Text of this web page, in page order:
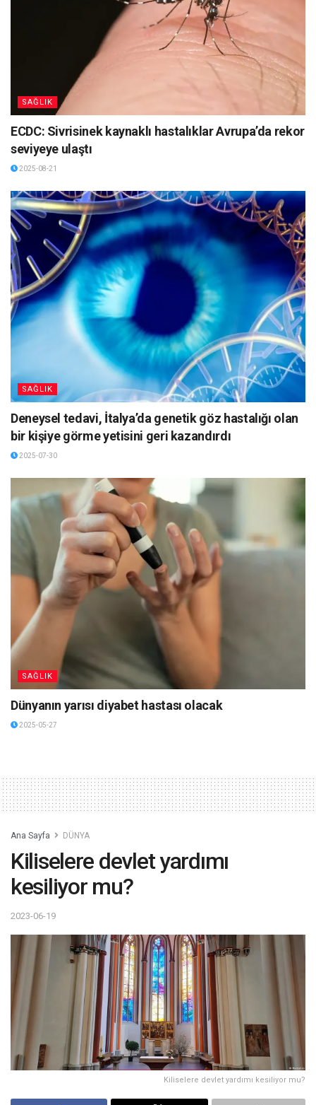
SAĞLIK
ECDC: Sivrisinek kaynaklı hastalıklar Avrupa’da rekor
seviyeye ulaştı
2025-08-21
SAĞLIK
Deneysel tedavi, İtalya’da genetik göz hastalığı olan
bir kişiye görme yetisini geri kazandırdı
2025-07-30
SAĞLIK
Dünyanın yarısı diyabet hastası olacak
2025-05-27
Ana Sayfa DÜNYA
Kiliselere devlet yardımı
kesiliyor mu?
2023-06-19
Kiliselere devlet yardımı kesiliyor mu?